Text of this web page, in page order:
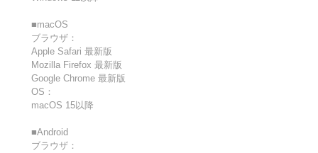
■macOS
ブラウザ：
Apple Safari 最新版
Mozilla Firefox 最新版
Google Chrome 最新版
OS：
macOS 15以降
■Android
ブラウザ：